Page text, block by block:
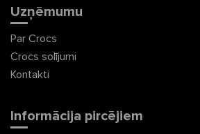
Uzņēmumu
Par Crocs
Crocs solījumi
Kontakti
Informācija pircējiem